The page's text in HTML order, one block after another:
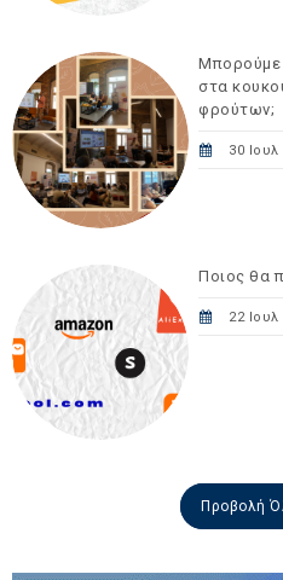
Μπορούμε
στα
φρούτων;
30 Ιουλ
Ποιος θα
22 Ιουλ
Προβολή